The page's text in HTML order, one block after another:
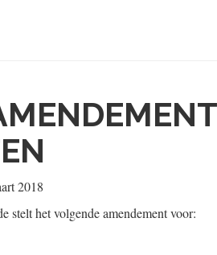
2018
stelt het volgende amendement voor: